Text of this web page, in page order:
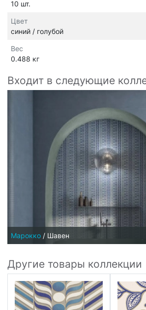
10 шт.
Цвет
синий / голубой
Вес
0.488 кг
Входит в следующие
Марокко / Шавен
Другие товары коллекции